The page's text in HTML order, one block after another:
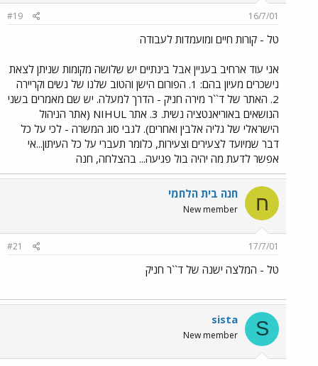
16/7/01
#19
טל - קורות חיים ומועמדות לעבודה
אני עוד ארחיב בעניין אבל בינתיים יש שלושה מקומות שניתן לצאת
נישכרים מעיון בהם: 1. הפורום הישן והטוב שלנו של נשים וקריירה
2. האתר של ד``ר מירה חניק - הדרך למעלה. יש שם מאמרים בשני
הנושאים באוריאנטציה נשית. 3. אתר NIHUL (אתר הניהול
הישראלי של גליה אלבין ואחרים). לגבי סוג המשרה - לכי על כל
דבר שמיועד לצעירים וצעירות, כלומר תעברי על כל העיתון...אי
אפשר לדעת מה יהיה בול פגיעה... בהצלחה, חנה
ח חנה בית הלחמי
New member
17/7/01
#21
טל - המלצה ישנה של ד``ר חניק
S
sista
New member